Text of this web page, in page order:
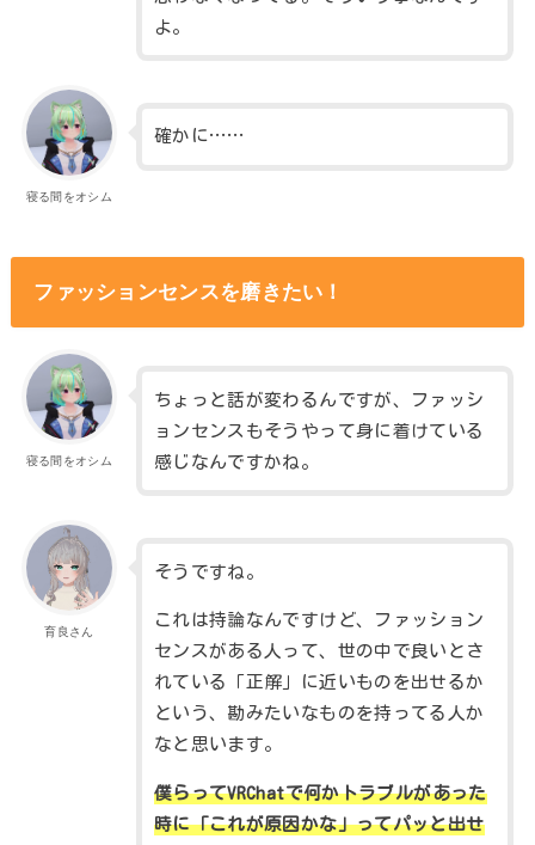
よ。
寝る間をオシム
確かに……
ファッションセンスを磨きたい！
寝る間をオシム
ちょっと話が変わるんですが、ファッシ
ョンセンスもそうやって身に着けている
感じなんですかね。
育良さん
そうですね。
これは持論なんですけど、ファッション
センスがある人って、世の中で良いとさ
れている「正解」に近いものを出せるか
という、勘みたいなものを持ってる人か
なと思います。
僕らってVRChatで何かトラブルがあった
時に「これが原因かな」ってパッと出せ